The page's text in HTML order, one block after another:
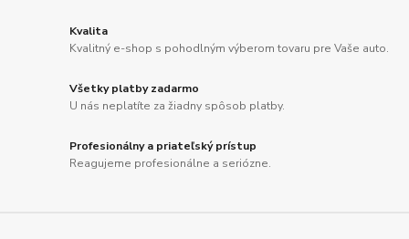
Kvalita
Kvalitný e-shop s pohodlným výberom tovaru pre Vaše auto.
Všetky platby zadarmo
U nás neplatíte za žiadny spôsob platby.
Profesionálny a priateľský prístup
Reagujeme profesionálne a seriózne.